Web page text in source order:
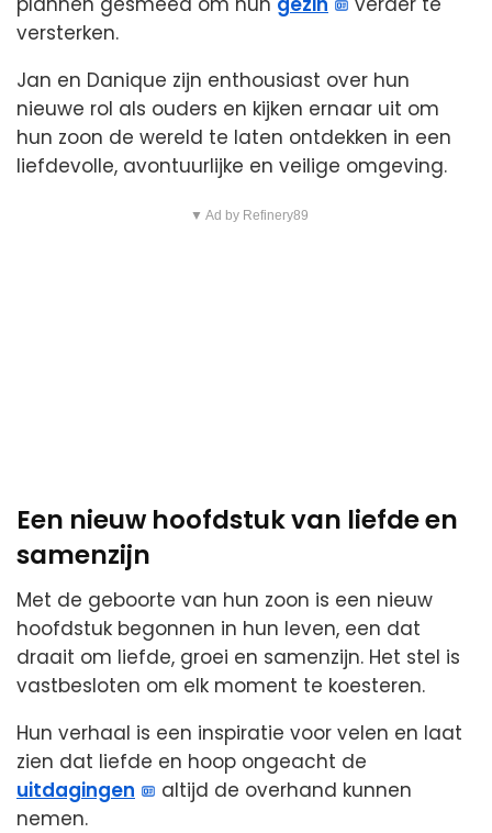
versterken.
Jan en Danique zijn enthousiast over hun
nieuwe rol als ouders en kijken ernaar uit om
hun zoon de wereld te laten ontdekken in een
liefdevolle, avontuurlijke en veilige omgeving.
▼ Ad by Refinery89
Een nieuw hoofdstuk van liefde en
samenzijn
Met de geboorte van hun zoon is een nieuw
hoofdstuk begonnen in hun leven, een dat
draait om liefde, groei en samenzijn. Het stel is
vastbesloten om elk moment te koesteren.
Hun verhaal is een inspiratie voor velen en laat
zien dat liefde en hoop ongeacht de
uitdagingen
altijd de overhand kunnen
nemen.